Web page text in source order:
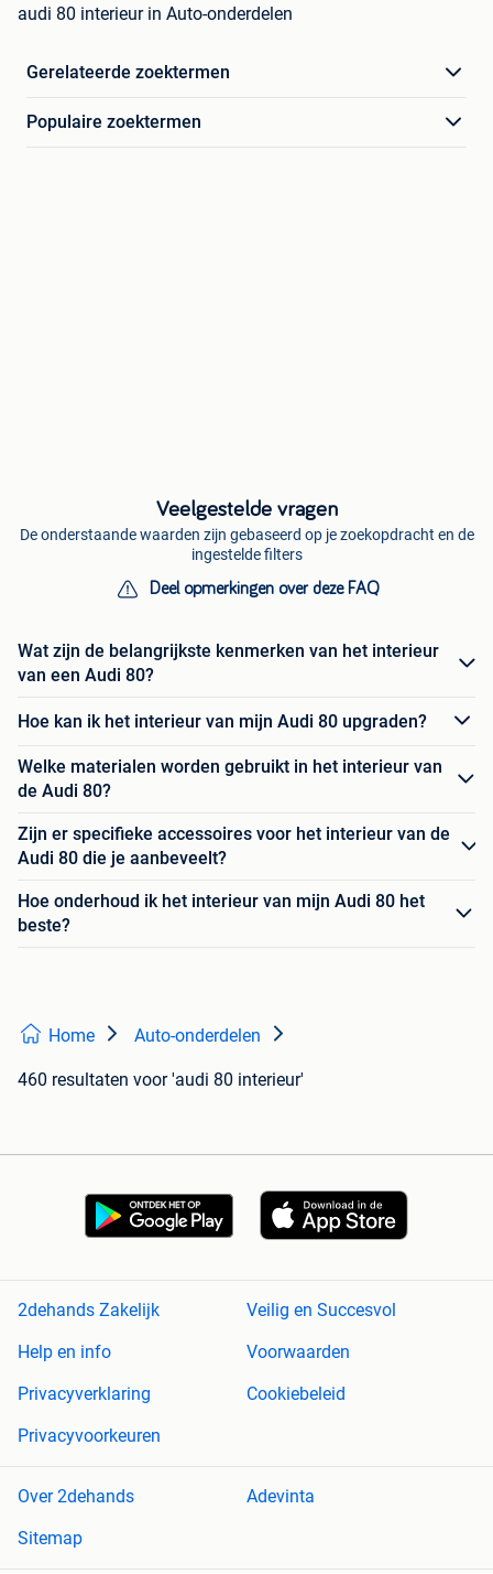
audi 80 interieur in Auto-onderdelen
Gerelateerde zoektermen
Populaire zoektermen
Veelgestelde vragen
De onderstaande waarden zijn gebaseerd op je zoekopdracht en de
ingestelde filters
Deel opmerkingen over deze FAQ
Wat zijn de belangrijkste kenmerken van het interieur
van een Audi 80?
Hoe kan ik het interieur van mijn Audi 80 upgraden?
Welke materialen worden gebruikt in het interieur van
de Audi 80?
Zijn er specifieke accessoires voor het interieur van de
Audi 80 die je aanbeveelt?
Hoe onderhoud ik het interieur van mijn Audi 80 het
beste?
Home Auto-onderdelen
460 resultaten voor 'audi 80 interieur'
2dehands Zakelijk
Veilig en Succesvol
Help en info
Voorwaarden
Privacyverklaring
Cookiebeleid
Privacyvoorkeuren
Over 2dehands
Adevinta
Sitemap